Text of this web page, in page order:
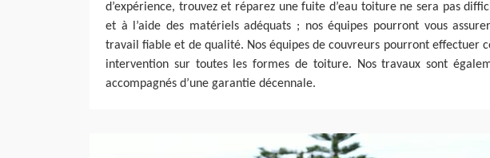
d’expérience, trouvez et réparez une fuite d’eau toiture ne sera pas
et à l’aide des matériels adéquats ; nos équipes pourront vous
travail fiable et de qualité. Nos équipes de couvreurs pourront effectuer
intervention sur toutes les formes de toiture. Nos travaux sont
accompagnés d’une garantie décennale.